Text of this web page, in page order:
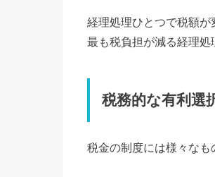
経理処理ひとつで税額が
最も税負担が減る経理処
税務的な有利選
税金の制度には様々なも